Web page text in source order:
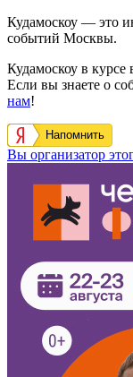
Кудамоскоу — это
событий Москвы.
Кудамоскоу в
Если вы знаете о
нам!
Напомнить
Вы организатор